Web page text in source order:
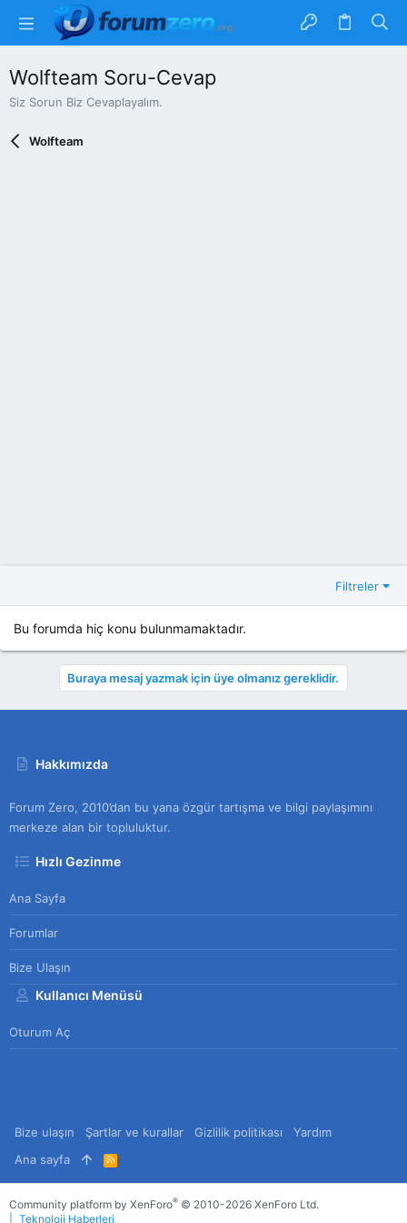
Wolfteam Soru-Cevap
Siz Sorun Biz Cevaplayalım.
Wolfteam
Filtreler
Bu forumda hiç konu bulunmamaktadır.
Buraya mesaj yazmak için üye olmanız gereklidir.
Hakkımızda
Forum Zero, 2010’dan bu yana özgür tartışma ve bilgi paylaşımını
merkeze alan bir topluluktur.
Hızlı Gezinme
Ana Sayfa
Forumlar
Bize Ulaşın
Kullanıcı Menüsü
Oturum Aç
Bize ulaşın Şartlar ve kurallar Gizlilik politikası
Yardım
Ana sayfa
R
S
S
Community platform by XenForo® © 2010-2026 XenForo Ltd.
Teknoloji Haberleri